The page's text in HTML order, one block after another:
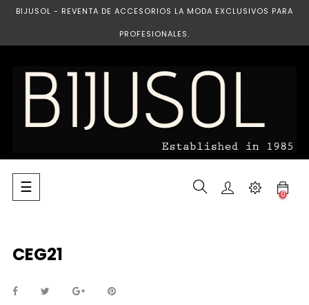
BIJUSOL - REVENTA DE ACCESORIOS LA MODA EXCLUSIVOS PARA
PROFESIONALES.
Navegación
de
☰ 0
CEG21